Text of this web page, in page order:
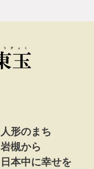
人形のまち
岩槻から
日本中に幸せを